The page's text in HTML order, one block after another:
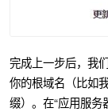
完成上一步后，我
你的根域名（比如
缀）。在“应用服